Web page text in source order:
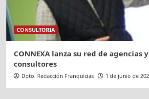
CONSULTORIA
CONNEXA lanza su red de agencias
consultores
Dpto. Redacción Franquicias 1 de junio de